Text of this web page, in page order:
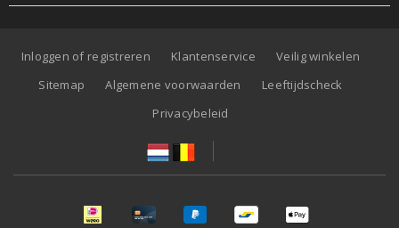
Inloggen of registreren Klantenservice
Veilig winkelen
Sitemap
Algemene voorwaarden
Leeftijdscheck
Privacybeleid